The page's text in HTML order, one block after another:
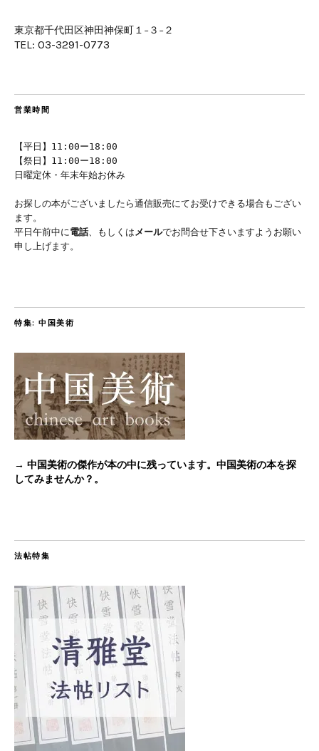
東京都千代田区神田神保町１−３−２
TEL: 03-3291-0773
営業時間
【平日】11:00ー18:00
【祭日】11:00ー18:00
日曜定休・年末年始お休み
お探しの本がございましたら通信販売にてお受けできる場合もござい
ます。
平日午前中に 電話 、もしくは メールでお問合せ下さいますようお願い
申し上げます。
特集: 中国美術
→ 中国美術の傑作が本の中に残っています。中国美術の本を探
してみませんか？。
法帖特集